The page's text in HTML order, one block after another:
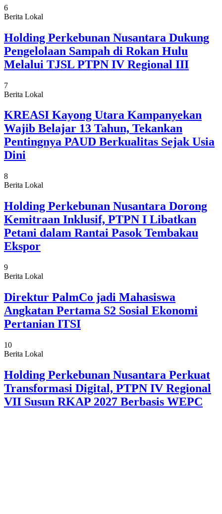
6
Berita Lokal
Holding Perkebunan Nusantara Dukung
Pengelolaan Sampah di Rokan Hulu
Melalui TJSL PTPN IV Regional III
7
Berita Lokal
KREASI Kayong Utara Kampanyekan
Wajib Belajar 13 Tahun, Tekankan
Pentingnya PAUD Berkualitas Sejak Usia
Dini
8
Berita Lokal
Holding Perkebunan Nusantara Dorong
Kemitraan Inklusif, PTPN I Libatkan
Petani dalam Rantai Pasok Tembakau
Ekspor
9
Berita Lokal
Direktur PalmCo jadi Mahasiswa
Angkatan Pertama S2 Sosial Ekonomi
Pertanian ITSI
10
Berita Lokal
Holding Perkebunan Nusantara Perkuat
Transformasi Digital, PTPN IV Regional
VII Susun RKAP 2027 Berbasis WEPC